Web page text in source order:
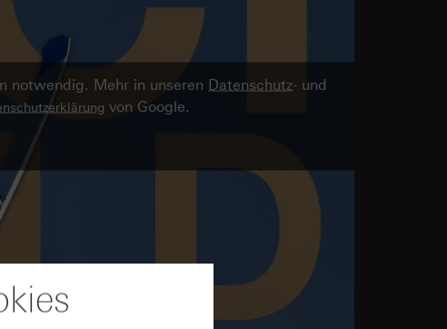
notwendig. Mehr in unseren Datenschutz- und
von Google.